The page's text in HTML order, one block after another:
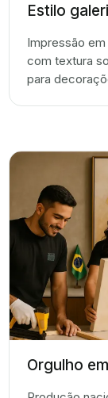
Estilo
Impressão em
com textura
para
Orgulho